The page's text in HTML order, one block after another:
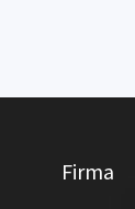
Firma